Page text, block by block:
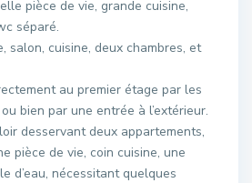
pièce de vie, grande cuisine,
séparé.
salon, cuisine, deux chambres, et
au premier étage par les
bien par une entrée à l’extérieur.
desservant deux appartements,
pièce de vie, coin cuisine, une
d’eau, nécessitant quelques